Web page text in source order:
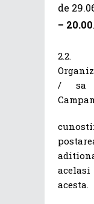
de
– 20.00.
2.2.
/ sa
acesta.